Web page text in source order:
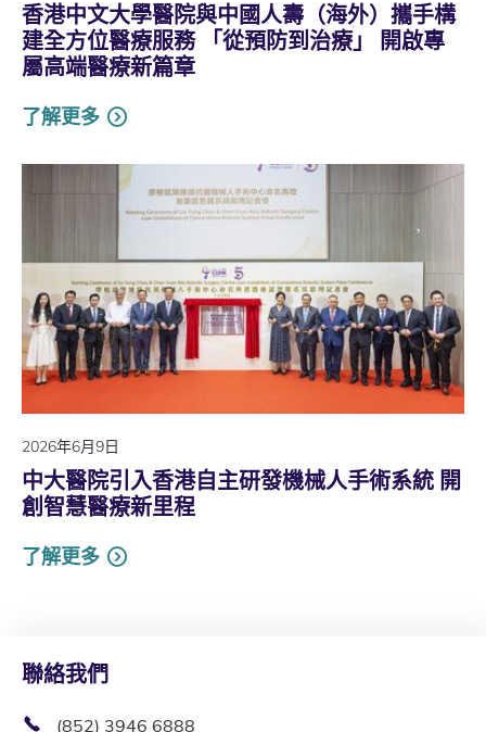
香港中文大學醫院與中國人壽（海外）攜手構
建全方位醫療服務 「從預防到治療」 開啟專
屬高端醫療新篇章
了解更多
2026年6月9日
中大醫院引入香港自主研發機械人手術系統 開
創智慧醫療新里程
了解更多
聯絡我們
(852) 3946 6888